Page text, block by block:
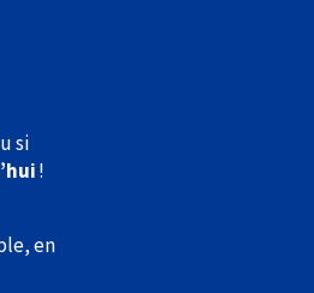
si
!
en